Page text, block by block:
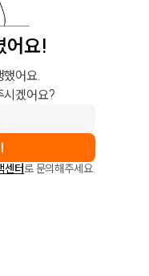
어요!
했어요.
시겠어요?
센터로 문의해주세요.